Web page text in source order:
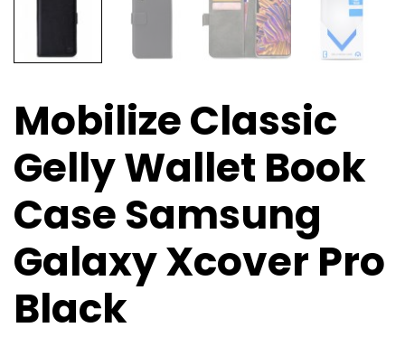
Mobilize Classic
Gelly Wallet Book
Case Samsung
Galaxy Xcover Pro
Black